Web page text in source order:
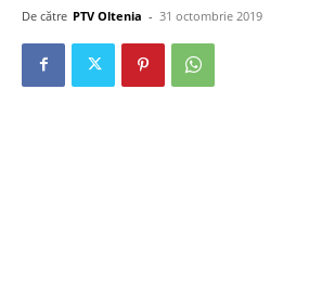
De către PTV Oltenia - 31 octombrie 2019